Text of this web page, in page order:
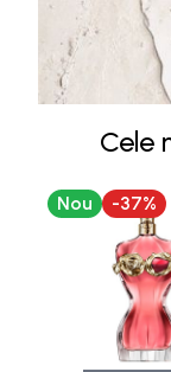
Cele
Nou -37%